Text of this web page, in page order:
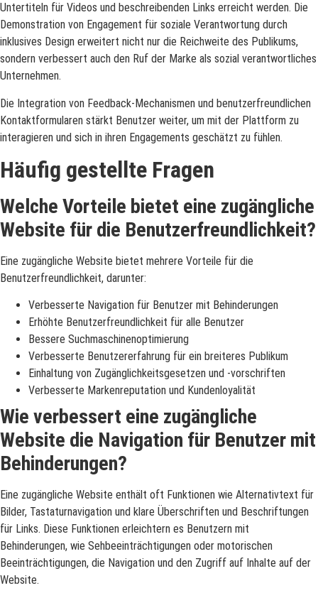
Untertiteln für Videos und beschreibenden Links erreicht werden. Die
Demonstration von Engagement für soziale Verantwortung durch
inklusives Design erweitert nicht nur die Reichweite des Publikums,
sondern verbessert auch den Ruf der Marke als sozial verantwortliches
Unternehmen.
Die Integration von Feedback-Mechanismen und benutzerfreundlichen
Kontaktformularen stärkt Benutzer weiter, um mit der Plattform zu
interagieren und sich in ihren Engagements geschätzt zu fühlen.
Häufig gestellte Fragen
Welche Vorteile bietet eine zugängliche
Website für die Benutzerfreundlichkeit?
Eine zugängliche Website bietet mehrere Vorteile für die
Benutzerfreundlichkeit, darunter:
Verbesserte Navigation für Benutzer mit Behinderungen
Erhöhte Benutzerfreundlichkeit für alle Benutzer
Bessere Suchmaschinenoptimierung
Verbesserte Benutzererfahrung für ein breiteres Publikum
Einhaltung von Zugänglichkeitsgesetzen und -vorschriften
Verbesserte Markenreputation und Kundenloyalität
Wie verbessert eine zugängliche
Website die Navigation für Benutzer mit
Behinderungen?
Eine zugängliche Website enthält oft Funktionen wie Alternativtext für
Bilder, Tastaturnavigation und klare Überschriften und Beschriftungen
für Links. Diese Funktionen erleichtern es Benutzern mit
Behinderungen, wie Sehbeeinträchtigungen oder motorischen
Beeinträchtigungen, die Navigation und den Zugriff auf Inhalte auf der
Website.